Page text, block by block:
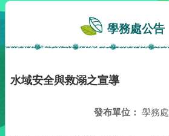
學務處公告
水域安全與救溺之宣導
發布單位： 學務處